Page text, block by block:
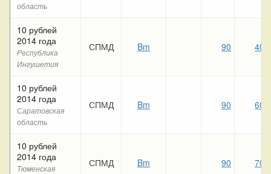
область
10 рублей
2014 года
Республика
Ингушетия
СПМД Bm 90 40
10 рублей
2014 года
Саратовская
область
СПМД Bm 90 60
10 рублей
2014 года
Тюменская
СПМД Bm 90 70